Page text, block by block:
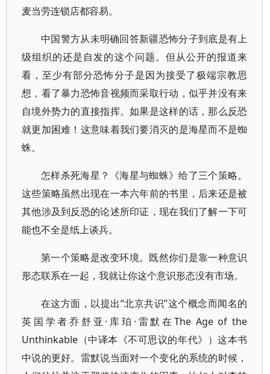
麦当劳连锁店都容易。
中国警方从未明确回答新疆恐怖分子到底是有上
级组织的还是自发的这个问题。但从公开的报道来
看，至少有部分恐怖分子是因为接受了极端宗教思
想，看了暴力恐怖音视频而采取行动，似乎并没有来
自境外势力的直接指挥。如果是这样的话，那么反恐
就更加困难！这意味着我们要消灭的是海星而不是蜘
蛛。
怎样杀死海星？《海星与蜘蛛》给了三个策略。
这些策略虽然出现在一本六年前的书里，后来还是被
其他涉及到反恐的论述所印证，现在我们了解一下可
能也不全是纸上谈兵。
第一个策略是改变环境。既然你们是靠一种意识
形态联系在一起，我就让你这个意识形态没有市场。
在这方面，以提出“北京共识”这个概念而闻名的
英国学者乔舒亚·库珀·雷默在The Age of the
Unthinkable（中译本《不可思议的年代》）这本书
中说的更好。雷默说当面对一个变化的系统的时候，